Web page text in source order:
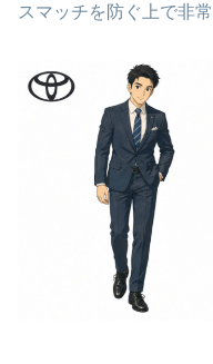
スマッチを防ぐ上で非